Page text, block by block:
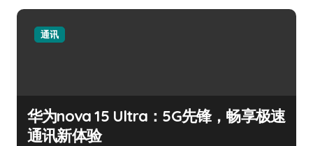
通讯
华为nova 15 Ultra：5G先锋，畅享极速
通讯新体验